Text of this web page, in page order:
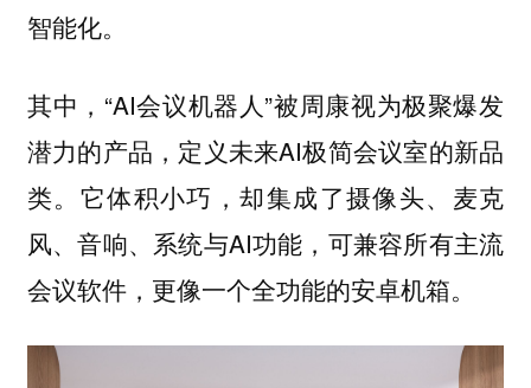
智能化。
其中，“AI会议机器人”被周康视为极聚爆发
潜力的产品，定义未来AI极简会议室的新品
类。它体积小巧，却集成了摄像头、麦克
风、音响、系统与AI功能，可兼容所有主流
会议软件，更像一个全功能的安卓机箱。